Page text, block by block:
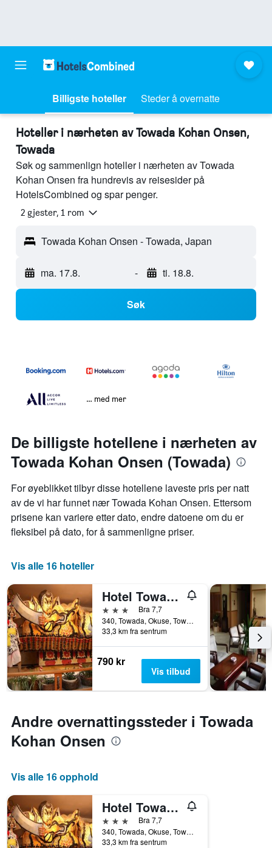
Billigste hoteller Steder å overnatte
Hoteller i nærheten av Towada Kohan Onsen,
Towada
Søk og sammenlign hoteller i nærheten av Towada
Kohan Onsen fra hundrevis av reisesider på
HotelsCombined og spar penger.
2 gjester, 1 rom
Towada Kohan Onsen - Towada, Japan
ma. 17.8. - ti. 18.8.
Søk
… med mer
De billigste hotellene i nærheten av
Towada Kohan Onsen (Towada)
For øyeblikket tilbyr disse hotellene laveste pris per natt
av de vi har funnet nær Towada Kohan Onsen. Ettersom
prisene kan variere etter dato, endre datoene om du er
fleksibel på dato, for å sammenligne priser.
Vis alle 16 hoteller
Hotel Towadaso
3 stjernerBra 7,7
340, Towada, Okuse, Towada, Japan
33,3 km fra sentrum
790 kr
Vis tilbud
Andre overnattingssteder i Towada
Kohan Onsen
Vis alle 16 opphold
Hotel Towadaso
3 stjernerBra 7,7
340, Towada, Okuse, Towada, Japan
33,3 km fra sentrum